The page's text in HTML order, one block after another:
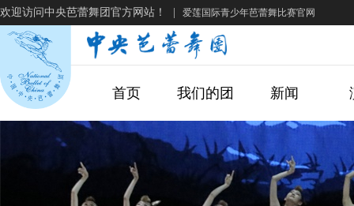
欢迎访问中央芭蕾舞团官方网站！ 爱莲国际青少年芭蕾舞比赛官网
首页 我们的团 新闻